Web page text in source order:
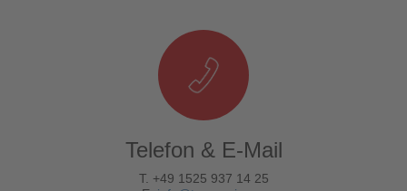
Telefon & E-Mail
T. +49 1525 937 14 25